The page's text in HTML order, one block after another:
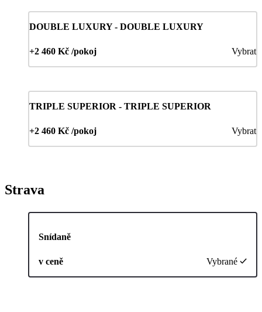
DOUBLE LUXURY - DOUBLE LUXURY
+2 460 Kč /pokoj Vybrat
TRIPLE SUPERIOR - TRIPLE SUPERIOR
+2 460 Kč /pokoj Vybrat
Strava
Snídaně
v ceně Vybrané